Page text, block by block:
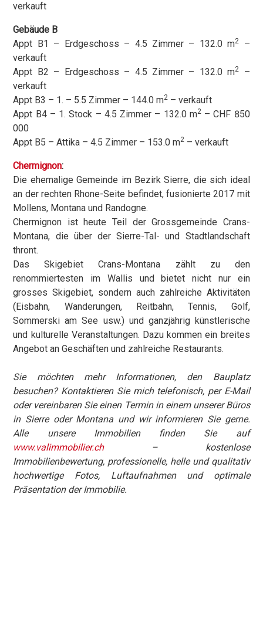
verkauft
Gebäude B
Appt B1 – Erdgeschoss – 4.5 Zimmer – 132.0 m2
–
verkauft
Appt B2 – Erdgeschoss – 4.5 Zimmer – 132.0 m2
–
verkauft
Appt B3 – 1. – 5.5 Zimmer – 144.0 m2 – verkauft
Appt B4 – 1. Stock – 4.5 Zimmer – 132.0 m2– CHF 850
000
Appt B5 – Attika – 4.5 Zimmer – 153.0 m2 – verkauft
Chermignon:
Die ehemalige Gemeinde im Bezirk Sierre, die sich ideal
an der rechten Rhone-Seite befindet, fusionierte 2017 mit
Mollens, Montana und Randogne.
Chermignon ist heute Teil der Grossgemeinde Crans-
Montana, die über der Sierre-Tal- und Stadtlandschaft
thront.
Das Skigebiet Crans-Montana zählt zu den
renommiertesten im Wallis und bietet nicht nur ein
grosses Skigebiet, sondern auch zahlreiche Aktivitäten
(Eisbahn, Wanderungen, Reitbahn, Tennis, Golf,
Sommerski am See usw.) und ganzjährig künstlerische
und kulturelle Veranstaltungen. Dazu kommen ein breites
Angebot an Geschäften und zahlreiche Restaurants.
Sie möchten mehr Informationen, den Bauplatz
besuchen? Kontaktieren Sie mich telefonisch, per E-Mail
oder vereinbaren Sie einen Termin in einem unserer Büros
in Sierre oder Montana und wir informieren Sie gerne.
Alle unsere Immobilien finden Sie auf
www.valimmobilier.ch– kostenlose
Immobilienbewertung, professionelle, helle und qualitativ
hochwertige Fotos, Luftaufnahmen und optimale
Präsentation der Immobilie.